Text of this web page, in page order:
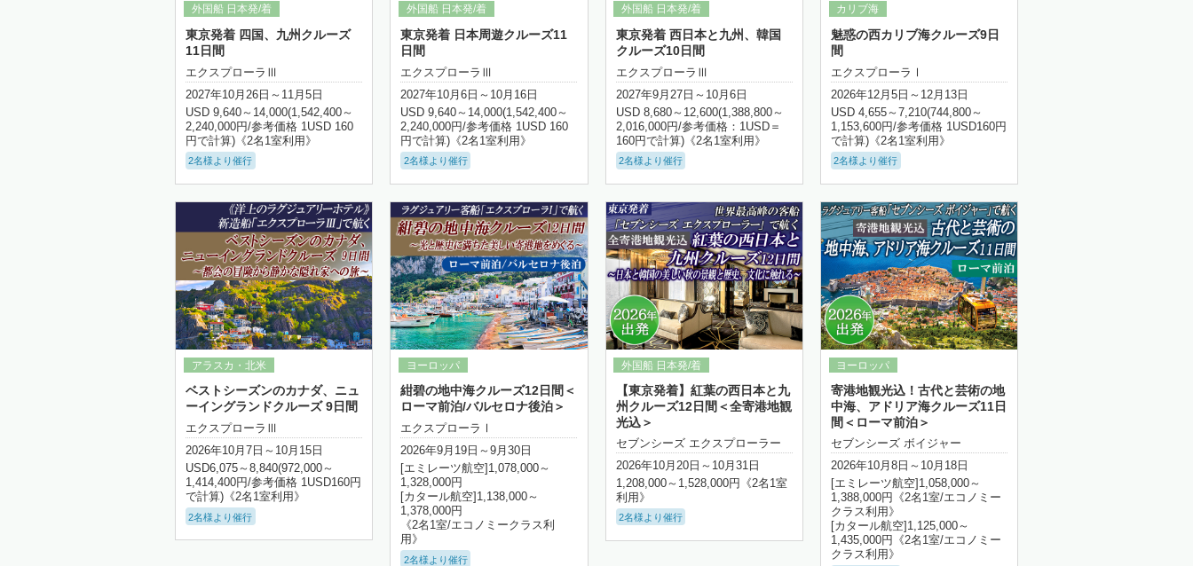
東京発着 四国、九州クルーズ
11日間
エクスプローラⅢ
2027年10月26日～11月5日
USD 9,640～14,000(1,542,400～
2,240,000円/参考価格 1USD 160
円で計算)《2名1室利用》
2名様より催行
東京発着 日本周遊クルーズ11
日間
エクスプローラⅢ
2027年10月6日～10月16日
USD 9,640～14,000(1,542,400～
2,240,000円/参考価格 1USD 160
円で計算)《2名1室利用》
2名様より催行
東京発着 西日本と九州、韓国
クルーズ10日間
エクスプローラⅢ
2027年9月27日～10月6日
USD 8,680～12,600(1,388,800～
2,016,000円/参考価格：1USD＝
160円で計算)《2名1室利用》
2名様より催行
魅惑の西カリブ海クルーズ9日
間
エクスプローラⅠ
2026年12月5日～12月13日
USD 4,655～7,210(744,800～
1,153,600円/参考価格 1USD160円
で計算)《2名1室利用》
2名様より催行
ベストシーズンのカナダ、ニュ
ーイングランドクルーズ 9日間
エクスプローラⅢ
2026年10月7日～10月15日
USD6,075～8,840(972,000～
1,414,400円/参考価格 1USD160円
で計算)《2名1室利用》
2名様より催行
紺碧の地中海クルーズ12日間＜
ローマ前泊/バルセロナ後泊＞
エクスプローラⅠ
2026年9月19日～9月30日
[エミレーツ航空]1,078,000～
1,328,000円
[カタール航空]1,138,000～
1,378,000円
《2名1室/エコノミークラス利
用》
2名様より催行
詳細はこちら
【東京発着】紅葉の西日本と九
州クルーズ12日間＜全寄港地観
光込＞
セブンシーズ エクスプローラー
2026年10月20日～10月31日
1,208,000～1,528,000円《2名1室
利用》
2名様より催行
詳細はこちら
寄港地観光込！古代と芸術の地
中海、アドリア海クルーズ11日
間＜ローマ前泊＞
セブンシーズ ボイジャー
2026年10月8日～10月18日
[エミレーツ航空]1,058,000～
1,388,000円《2名1室/エコノミー
クラス利用》
[カタール航空]1,125,000～
1,435,000円《2名1室/エコノミー
クラス利用》
詳細はこちら